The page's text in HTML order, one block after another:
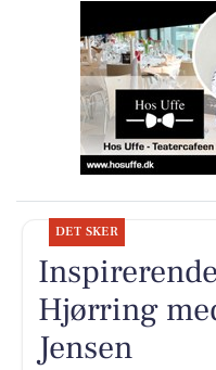
DET SKER
Hjørring
Jensen